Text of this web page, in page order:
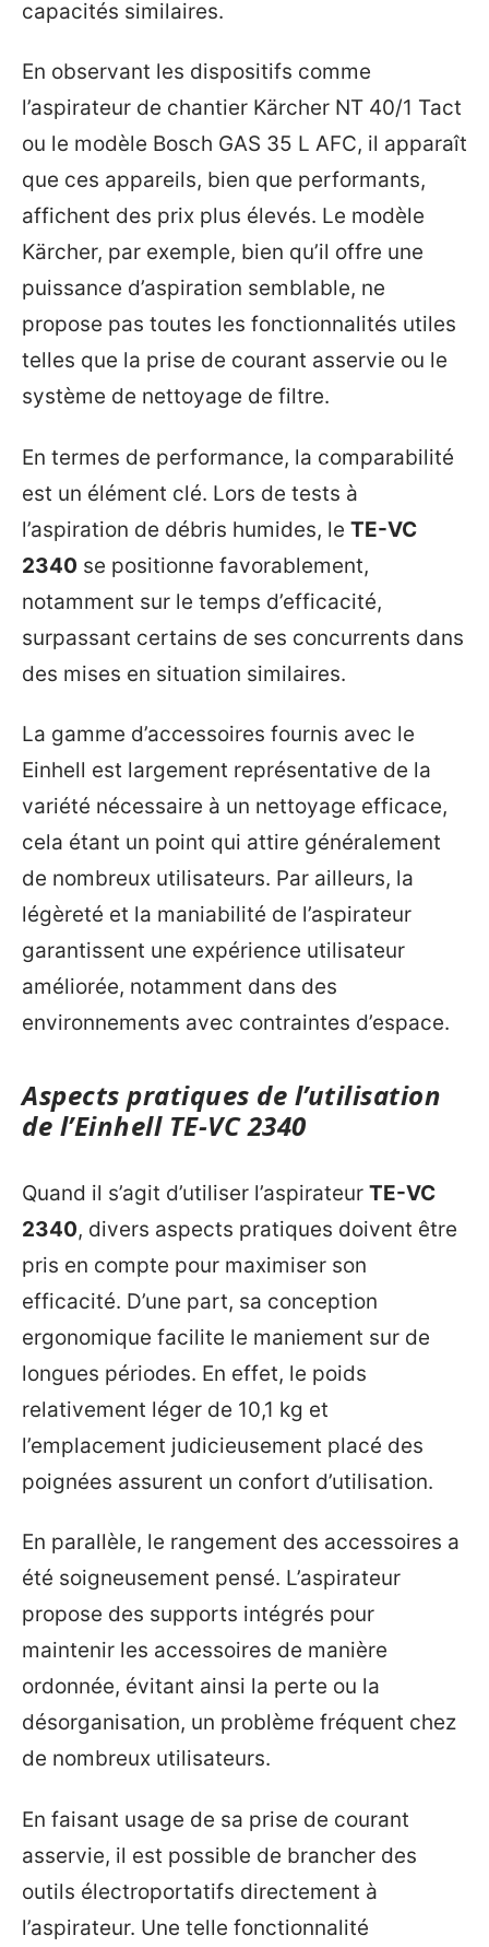
capacités similaires.
En observant les dispositifs comme
l’aspirateur de chantier Kärcher NT 40/1 Tact
ou le modèle Bosch GAS 35 L AFC, il apparaît
que ces appareils, bien que performants,
affichent des prix plus élevés. Le modèle
Kärcher, par exemple, bien qu’il offre une
puissance d’aspiration semblable, ne
propose pas toutes les fonctionnalités utiles
telles que la prise de courant asservie ou le
système de nettoyage de filtre.
En termes de performance, la comparabilité
est un élément clé. Lors de tests à
l’aspiration de débris humides, le TE-VC
2340 se positionne favorablement,
notamment sur le temps d’efficacité,
surpassant certains de ses concurrents dans
des mises en situation similaires.
La gamme d’accessoires fournis avec le
Einhell est largement représentative de la
variété nécessaire à un nettoyage efficace,
cela étant un point qui attire généralement
de nombreux utilisateurs. Par ailleurs, la
légèreté et la maniabilité de l’aspirateur
garantissent une expérience utilisateur
améliorée, notamment dans des
environnements avec contraintes d’espace.
Aspects pratiques de l’utilisation
de l’Einhell TE-VC 2340
Quand il s’agit d’utiliser l’aspirateur TE-VC
2340, divers aspects pratiques doivent être
pris en compte pour maximiser son
efficacité. D’une part, sa conception
ergonomique facilite le maniement sur de
longues périodes. En effet, le poids
relativement léger de 10,1 kg et
l’emplacement judicieusement placé des
poignées assurent un confort d’utilisation.
En parallèle, le rangement des accessoires a
été soigneusement pensé. L’aspirateur
propose des supports intégrés pour
maintenir les accessoires de manière
ordonnée, évitant ainsi la perte ou la
désorganisation, un problème fréquent chez
de nombreux utilisateurs.
En faisant usage de sa prise de courant
asservie, il est possible de brancher des
outils électroportatifs directement à
l’aspirateur. Une telle fonctionnalité